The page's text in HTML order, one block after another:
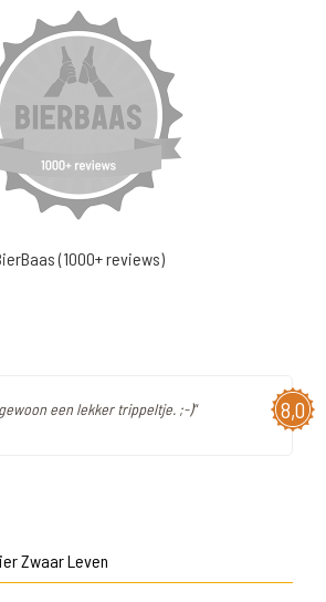
(1000+ reviews)
8,0
een lekker trippeltje. ;-)"
Zwaar Leven